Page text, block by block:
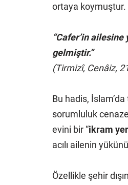
ortaya koymuştur.
“Cafer’in
gelmiştir.”
(Tirmizî, Cenâiz,
Bu hadis,
sorumluluk
evini bir “ikram
acılı ailenin
Özellikle şehir